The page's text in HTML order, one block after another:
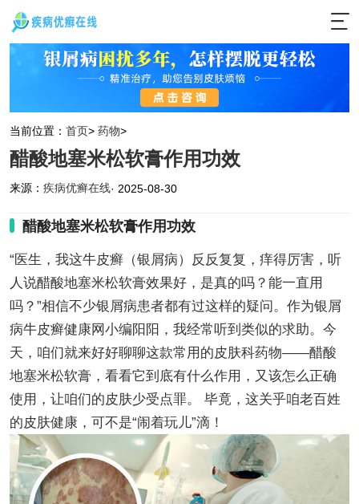
当前位置： 首页> 药物>
醋酸地塞米松软膏作用功效
来源： 疾病优癣在线· 2025-08-30
醋酸地塞米松软膏作用功效
“医生，我这牛皮癣（银屑病）反反复复，痒得厉害，听
人说醋酸地塞米松软膏效果好，是真的吗？能一直用
吗？”相信不少银屑病患者都有过这样的疑问。作为银屑
病牛皮癣健康网小编阳阳，我经常听到类似的求助。今
天，咱们就来好好聊聊这款常用的皮肤科药物——醋酸
地塞米松软膏，看看它到底有什么作用，又该怎么正确
使用，让咱们的皮肤少受点罪。 毕竟，这关乎咱老百姓
的皮肤健康，可不是“闹着玩儿”滴！